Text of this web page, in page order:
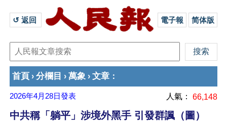
↺ 返回 電子報 简体版
首頁 › 分欄目 › 萬象 › 文章 ：
2026年4月28日發表 人氣： 66,148
中共稱「躺平」涉境外黑手 引發群諷（圖）